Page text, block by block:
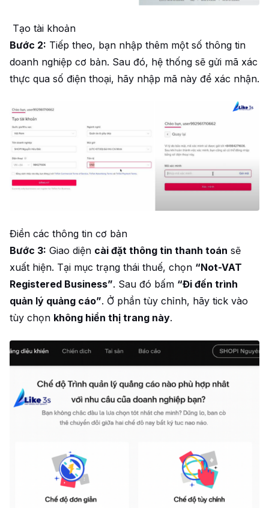
Tạo tài khoản
Bước 2: Tiếp theo, bạn nhập thêm một số thông tin
doanh nghiệp cơ bản. Sau đó, hệ thống sẽ gửi mã xác
thực qua số điện thoại, hãy nhập mã này để xác nhận.
Điền các thông tin cơ bản
Bước 3: Giao diện cài đặt thông tin thanh toán sẽ
xuất hiện. Tại mục trạng thái thuế, chọn “Not-VAT
Registered Business”. Sau đó bấm “Đi đến trình
quản lý quảng cáo”. Ở phần tùy chỉnh, hãy tick vào
tùy chọn không hiển thị trang này.